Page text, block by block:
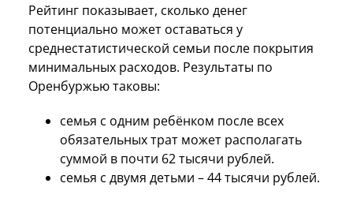
Рейтинг показывает, сколько денег
потенциально может оставаться у
среднестатистической семьи после покрытия
минимальных расходов. Результаты по
Оренбуржью таковы:
семья с одним ребёнком после всех
обязательных трат может располагать
суммой в почти 62 тысячи рублей.
семья с двумя детьми – 44 тысячи рублей.